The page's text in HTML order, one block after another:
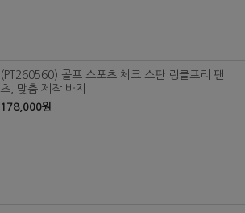
(PT260560) 골프 스포츠 체크 스판 링클프리 팬
츠, 맞춤 제작 바지
178,000원